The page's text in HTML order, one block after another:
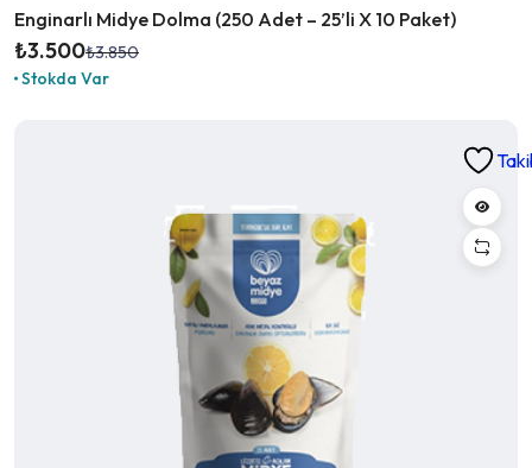
Enginarlı Midye Dolma (250 Adet – 25’li X 10 Paket)
₺3.850
Orijinal
fiyat:
₺3.500
Şu
andaki
Stokda Var